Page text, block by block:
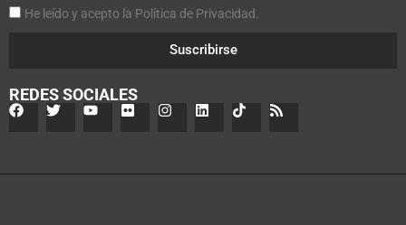
He leído y acepto la Política de Privacidad.
Suscribirse
REDES SOCIALES